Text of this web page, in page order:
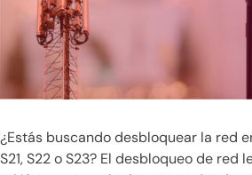
¿Estás buscando desbloquear la red
S21, S22 o S23? El desbloqueo de red